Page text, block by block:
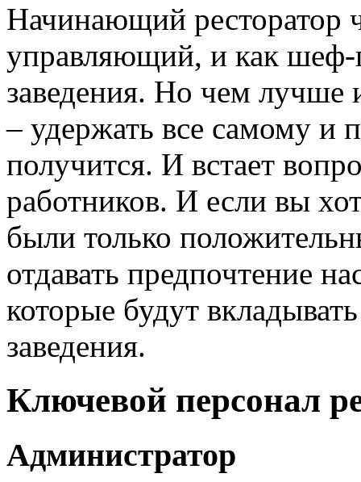
Начинающий ресторатор
управляющий, и как шеф-
заведения. Но чем лучше
– удержать все самому и
получится. И встает
работников. И если вы
были только
отдавать предпочтение
которые будут
заведения.
Ключевой персонал
Администратор